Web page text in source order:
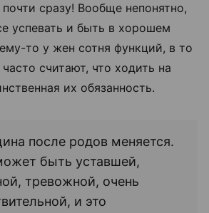
сразу! Вообще непонятно,
успевать и быть в хорошем
то у жен сотня функций, в то
считают, что ходить на
их обязанность.
после родов меняется.
быть уставшей,
тревожной, очень
и это